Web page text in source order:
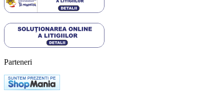
Parteneri